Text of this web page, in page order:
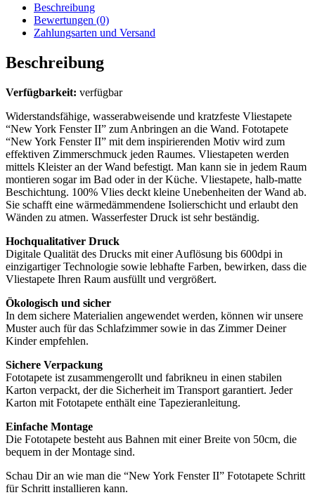
Beschreibung
Bewertungen (0)
Zahlungsarten und Versand
Beschreibung
Verfügbarkeit: verfügbar
Widerstandsfähige, wasserabweisende und kratzfeste Vliestapete
“New York Fenster II” zum Anbringen an die Wand. Fototapete
“New York Fenster II” mit dem inspirierenden Motiv wird zum
effektiven Zimmerschmuck jeden Raumes. Vliestapeten werden
mittels Kleister an der Wand befestigt. Man kann sie in jedem Raum
montieren sogar im Bad oder in der Küche. Vliestapete, halb-matte
Beschichtung. 100% Vlies deckt kleine Unebenheiten der Wand ab.
Sie schafft eine wärmedämmendene Isolierschicht und erlaubt den
Wänden zu atmen. Wasserfester Druck ist sehr beständig.
Hochqualitativer Druck
Digitale Qualität des Drucks mit einer Auflösung bis 600dpi in
einzigartiger Technologie sowie lebhafte Farben, bewirken, dass die
Vliestapete Ihren Raum ausfüllt und vergrößert.
Ökologisch und sicher
In dem sichere Materialien angewendet werden, können wir unsere
Muster auch für das Schlafzimmer sowie in das Zimmer Deiner
Kinder empfehlen.
Sichere Verpackung
Fototapete ist zusammengerollt und fabrikneu in einen stabilen
Karton verpackt, der die Sicherheit im Transport garantiert. Jeder
Karton mit Fototapete enthält eine Tapezieranleitung.
Einfache Montage
Die Fototapete besteht aus Bahnen mit einer Breite von 50cm, die
bequem in der Montage sind.
Schau Dir an wie man die “New York Fenster II” Fototapete Schritt
für Schritt installieren kann.